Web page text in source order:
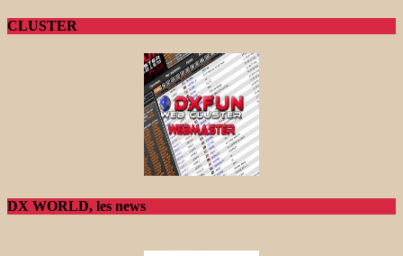
CLUSTER
DX WORLD, les news